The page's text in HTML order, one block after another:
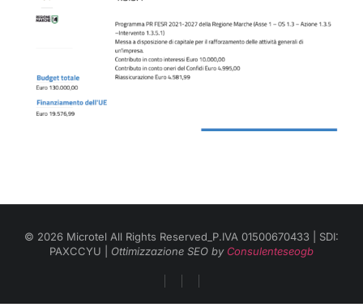
© 2026 Microtel All Rights Reserved_P.IVA 01500670433 | SDI:
PAXCCYU |
Ottimizzazione SEO by Consulenteseogb